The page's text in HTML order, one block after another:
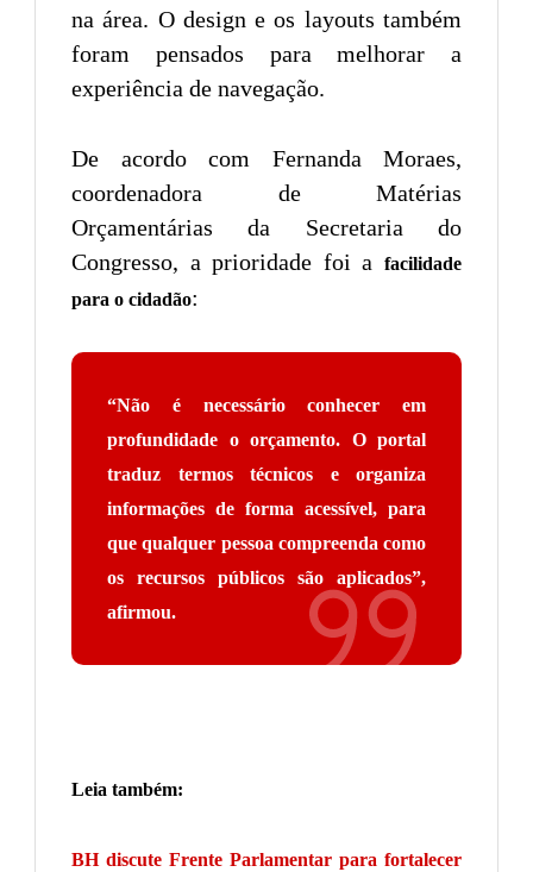
na área. O design e os layouts também
foram pensados para melhorar a
experiência de navegação.
De acordo com Fernanda Moraes,
coordenadora de Matérias
Orçamentárias da Secretaria do
Congresso, a prioridade foi a
facilidade
para o cidadão:
“Não é necessário conhecer em
profundidade o orçamento. O portal
traduz termos técnicos e organiza
informações de forma acessível, para
que qualquer pessoa compreenda como
os recursos públicos são aplicados”,
afirmou.
Leia também:
BH discute Frente Parlamentar para fortalecer